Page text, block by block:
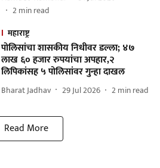
2min read
महाराष्ट्र
पोलिसांचा शासकीय निधीवर डल्ला; ४७
लाख ६० हजार रुपयांचा अपहार,२
लिपिकांसह ५ पोलिसांवर गुन्हा दाखल
Bharat Jadhav 29 Jul 2026 2min read
Read More